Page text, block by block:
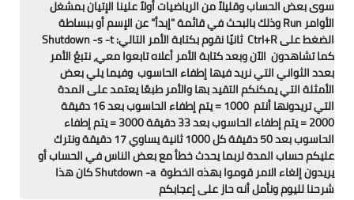
سوى بعض الحساب وقليلاً من الرياضيات أولاً علينا الإتيان بمشغل
الأوامر Run وذلك بالبحث في قائمة "إبدأ" عن الإسم أو ببساطة
الضغط على Ctrl+R ثانيًا نقوم بكتابة الأمر التالي: Shutdown -s -t
كما تشاهدون الآن وبعد كتابة الأمر أعلاه تابعوا معي، نتبعُ الأمر
بعدد الثواني التي نريد فيها إطفاء الحاسوب وفيما يلي بعض
الأمثلة التي يمكنكم التقيد بها والأمر طبعًا يعتمد على المدة
التي تريدونها أنتم 1000 = يتم إطفاء الحاسوب بعد 16 دقيقة
2000 = يتم إطفاء الحاسوب بعد 33 دقيقة 3000 = يتم إطفاء
الحاسوب بعد 50 دقيقة كل 1000 ثانية يساوي 17 دقيقة ونترك
عليكم حساب المدة لربما يحدث خطأ مع بعض الناس في الحساب أو
يريدون إلغاء الامر قوموا بهذه الخطوة Shutdown -a كان هذا
شرحنا لليوم ونأمل أنه حاز على إعجابكم